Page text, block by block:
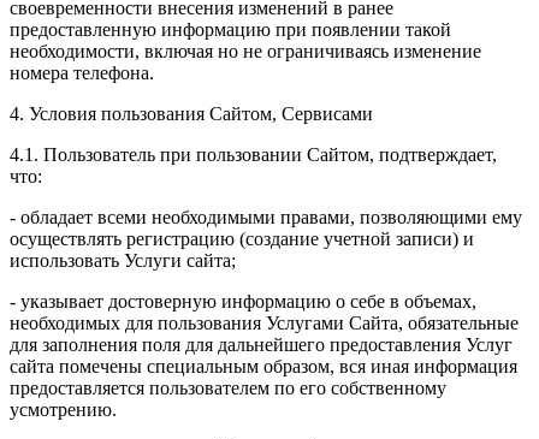
своевременности внесения изменений в ранее
предоставленную информацию при появлении такой
необходимости, включая но не ограничиваясь изменение
номера телефона.
4. Условия пользования Сайтом, Сервисами
4.1. Пользователь при пользовании Сайтом, подтверждает,
что:
- обладает всеми необходимыми правами, позволяющими ему
осуществлять регистрацию (создание учетной записи) и
использовать Услуги сайта;
- указывает достоверную информацию о себе в объемах,
необходимых для пользования Услугами Сайта, обязательные
для заполнения поля для дальнейшего предоставления Услуг
сайта помечены специальным образом, вся иная информация
предоставляется пользователем по его собственному
усмотрению.